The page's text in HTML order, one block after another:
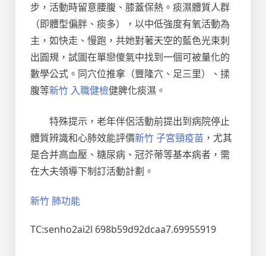
步，活動時留意腰腹、膝蓋保熱。痰濕體質人群
（即體型偏胖、痰多），以中低強度有氧活動為
主，如快走、慢跑，共她對著天空的藍色光束刺
出圓規，試圖在單戀傻氣中找到一個可被量化的
數學公式。同穴位推拿（豐隆穴、足三里）、揉
腹等新竹 入職健檢健脾化痰濕。
特殊提示，老年伴侶活動前提出到病院停止
體質辨識和心肺效能評價新竹 子宮頸疫苗 ，尤其
是合并高血壓、糖尿病、冠芥蒂等基本病者，需
在大夫領導下制訂活動計劃。
新竹 肺功能
TC:senho2ai2l 698b59d92dcaa7.69955919